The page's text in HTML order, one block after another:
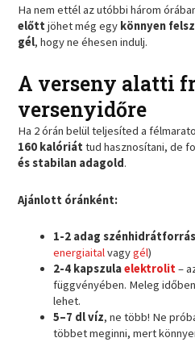
Ha nem ettél az utóbbi három
előtt jöhet még egy könnyen
gél, hogy ne éhesen indulj.
A verseny alatti
versenyidőre
Ha 2 órán belül teljesíted a
160 kalóriát tud hasznosítani, de
és stabilan adagold.
Ajánlott óránként:
1-2 adag szénhidrátforrás
energiaitalvagygél)
2-4 kapszulaelektrolit–
függvényében. Meleg
lehet.
5–7 dl víz, ne több! Ne
többet meginni, mert